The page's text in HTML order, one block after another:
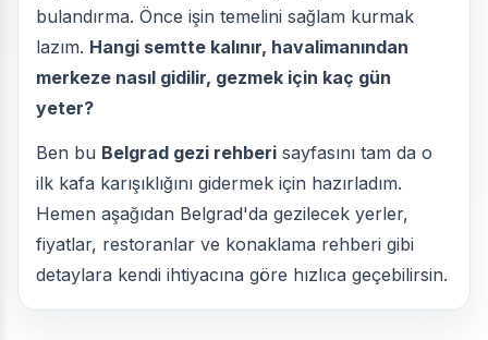
bulandırma. Önce işin temelini sağlam kurmak
lazım. Hangi semtte kalınır, havalimanından
merkeze nasıl gidilir, gezmek için kaç gün
yeter?
Ben bu Belgrad gezi rehberi sayfasını tam da o
ilk kafa karışıklığını gidermek için hazırladım.
Hemen aşağıdan Belgrad'da gezilecek yerler,
fiyatlar, restoranlar ve konaklama rehberi gibi
detaylara kendi ihtiyacına göre hızlıca geçebilirsin.